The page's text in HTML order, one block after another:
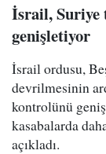
İsrail, Suriye
genişletiyor
İsrail ordusu,
devrilmesinin
kontrolünü
kasabalarda
açıkladı.